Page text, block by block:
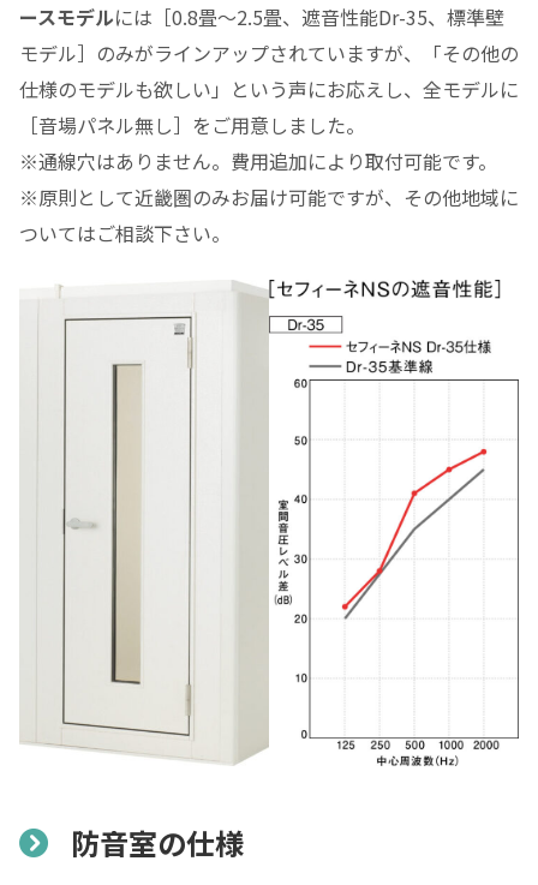
ースモデルには［0.8畳～2.5畳、遮音性能Dr-35、標準壁
モデル］のみがラインアップされていますが、「その他の
仕様のモデルも欲しい」という声にお応えし、全モデルに
［音場パネル無し］をご用意しました。
※通線穴はありません。費用追加により取付可能です。
※原則として近畿圏のみお届け可能ですが、その他地域に
ついてはご相談下さい。
防音室の仕様